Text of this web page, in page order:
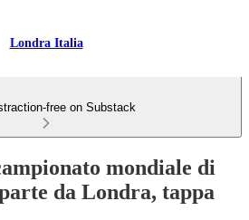
Londra Italia
free on Substack
mondiale di
da Londra, tappa